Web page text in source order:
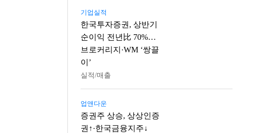
기업실적
한국투자증권, 상반기
순이익 전년比 70%…
브로커리지·WM ‘쌍끌
이’
실적/매출
업앤다운
증권주 상승, 상상인증
권↑·한국금융지주↓